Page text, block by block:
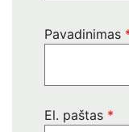
Pavadinimas
El. paštas *